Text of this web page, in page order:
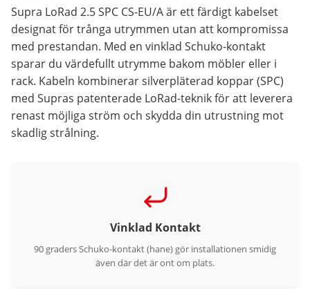
Supra LoRad 2.5 SPC CS-EU/A är ett färdigt kabelset
designat för trånga utrymmen utan att kompromissa
med prestandan. Med en vinklad Schuko-kontakt
sparar du värdefullt utrymme bakom möbler eller i
rack. Kabeln kombinerar silverpläterad koppar (SPC)
med Supras patenterade LoRad-teknik för att leverera
renast möjliga ström och skydda din utrustning mot
skadlig strålning.
Vinklad Kontakt
90 graders Schuko-kontakt (hane) gör installationen smidig
även där det är ont om plats.